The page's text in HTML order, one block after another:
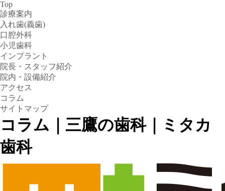
Top
診療案内
入れ歯(義歯)
口腔外科
小児歯科
インプラント
院長・スタッフ紹介
院内・設備紹介
アクセス
コラム
サイトマップ
コラム｜三鷹の歯科｜ミタカ
歯科